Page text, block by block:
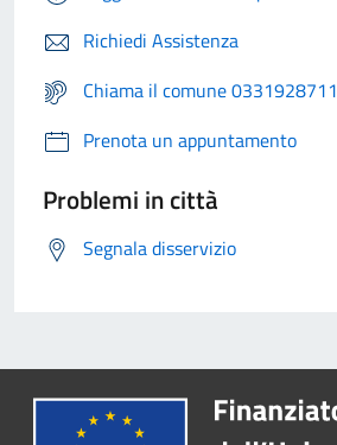
Richiedi Assistenza
Chiama il comune 0331928711
Prenota un appuntamento
Problemi in città
Segnala disservizio